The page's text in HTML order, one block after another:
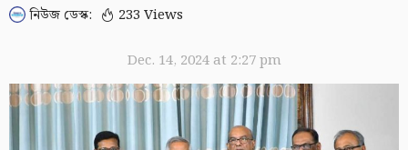
নিউজ ডেস্ক: 233 Views
Dec. 14, 2024 at 2:27 pm